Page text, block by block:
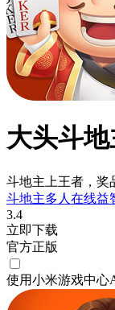
大头斗
斗地主上王者，奖
斗地主多人在线益
3.4
立即下载
官方正版
使用小米游戏中心